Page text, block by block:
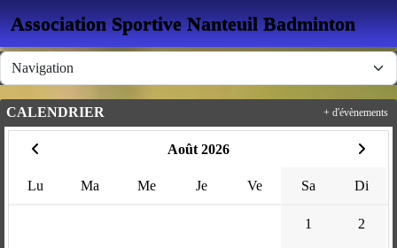
Association Sportive Nanteuil Badminton
CALENDRIER
Août 2026
Lu Ma Me Je Ve Sa Di
1 2
+ d'évènements